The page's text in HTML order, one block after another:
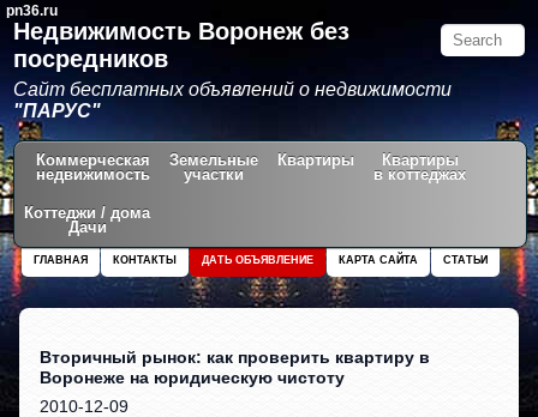
pn36.ru
Недвижимость Воронеж без
посредников
Сайт бесплатных объявлений о недвижимости
"ПАРУС"
Коммерческая
недвижимость
Земельные
участки
Квартиры
Квартиры
в коттеджах
Коттеджи / дома
Дачи
СТАТЬИ
КАРТА САЙТА
ДАТЬ ОБЪЯВЛЕНИЕ
КОНТАКТЫ
ГЛАВНАЯ
Вторичный рынок: как проверить квартиру в
Воронеже на юридическую чистоту
2010-12-09